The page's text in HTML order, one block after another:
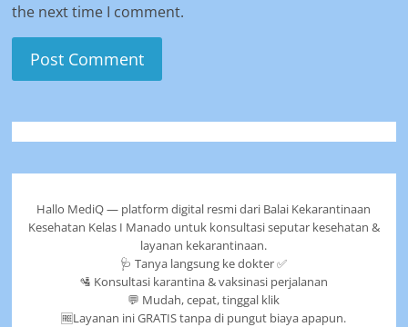
the next time I comment.
Hallo MediQ — platform digital resmi dari Balai Kekarantinaan
Kesehatan Kelas I Manado untuk konsultasi seputar kesehatan &
layanan kekarantinaan.
🩺 Tanya langsung ke dokter ✅
🛂 Konsultasi karantina & vaksinasi perjalanan
💬 Mudah, cepat, tinggal klik
🆓Layanan ini GRATIS tanpa di pungut biaya apapun.